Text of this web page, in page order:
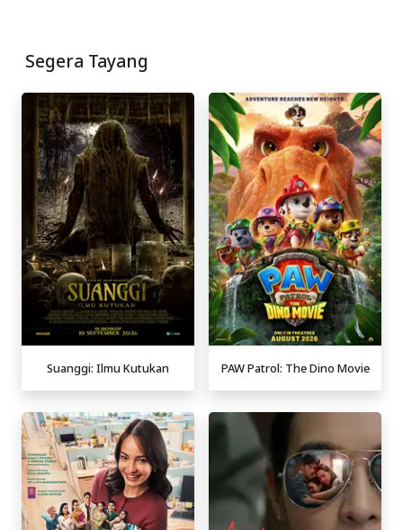
Segera Tayang
Suanggi: Ilmu Kutukan PAW Patrol: The Dino Movie